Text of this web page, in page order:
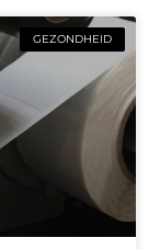
GEZONDHEID